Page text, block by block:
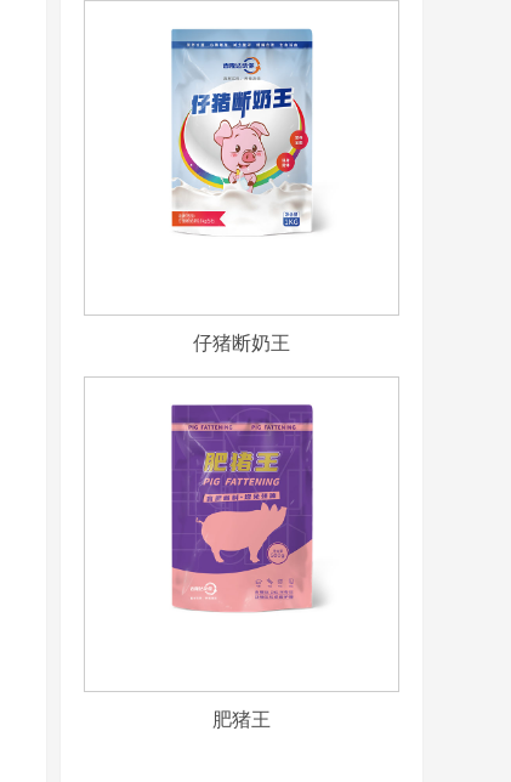
仔猪断奶王
肥猪王